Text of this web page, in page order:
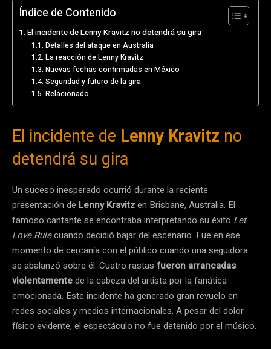
Índice de Contenido
El incidente de Lenny Kravitz no detendrá su gira
Detalles del ataque en Australia
La reacción de Lenny Kravitz
Nuevas fechas confirmadas en México
Seguridad y futuro de la gira
Relacionado
El incidente de Lenny Kravitz no
detendrá su gira
Un suceso inesperado ocurrió durante la reciente
presentación de Lenny Kravitzen Brisbane, Australia. El
famoso cantante se encontraba interpretando su éxito Let
Love Rulecuando decidió bajar del escenario. Fue en ese
momento de cercanía con el público cuando una seguidora
se abalanzó sobre él. Cuatro rastas fueron arrancadas
violentamentede la cabeza del artista por la fanática
emocionada. Este incidente ha generado gran revuelo en
redes sociales y medios internacionales. A pesar del dolor
físico evidente, el espectáculo no fue detenido por el músico.